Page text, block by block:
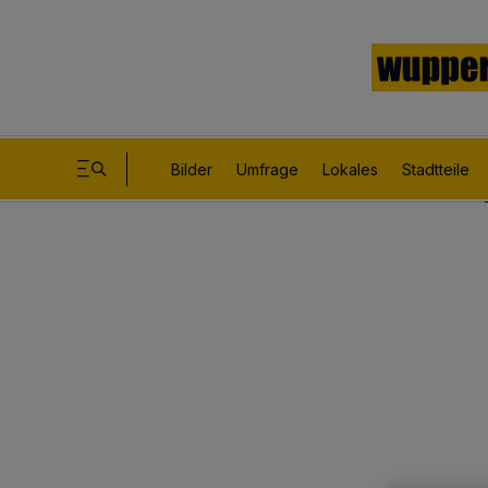
Bilder Umfrage Lokales Stadtteile